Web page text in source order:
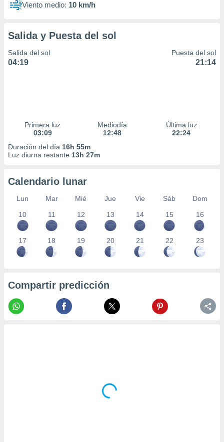
Viento medio: 10 km/h
Salida y Puesta del sol
Salida del sol
04:19
Puesta del sol
21:14
Primera luz
03:09
Mediodía
12:48
Última luz
22:24
Duración del día 16h 55m
Luz diurna restante 13h 27m
Calendario lunar
Lun Mar Mié Jue Vie Sáb
Dom
10
11 12 13 14 15 16
17 18 19 20 21 22 23
Compartir predicción